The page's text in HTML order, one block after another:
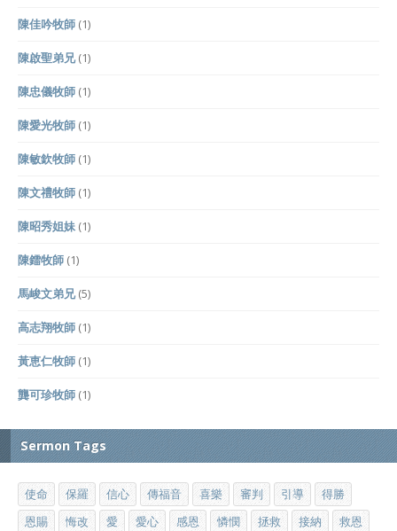
陳佳吟牧師 (1)
陳啟聖弟兄(1)
陳忠儀牧師 (1)
陳愛光牧師 (1)
陳敏欽牧師 (1)
陳文禮牧師 (1)
陳昭秀姐妹 (1)
陳鐳牧師 (1)
馬峻文弟兄(5)
高志翔牧師 (1)
黃恵仁牧師 (1)
龔可珍牧師 (1)
Sermon Tags
使命 保羅 信心 傳福音 喜樂 審判 引導
得勝
恩賜
悔改 愛 愛心 感恩 憐憫 拯救 接納
救恩